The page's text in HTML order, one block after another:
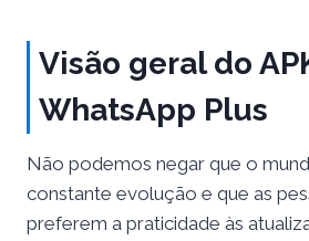
Visão geral do
WhatsApp Plus
Não podemos negar que o
constante evolução e que as
preferem a praticidade às